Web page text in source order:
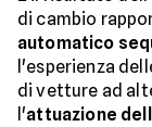
di cambio
automatico
l'esperienza
di vetture ad
l'attuazione